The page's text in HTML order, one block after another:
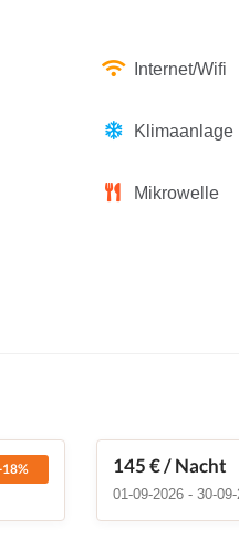
Internet/Wifi
Klimaanlage
Mikrowelle
145 €/ Nacht
01-09-2026 - 30-